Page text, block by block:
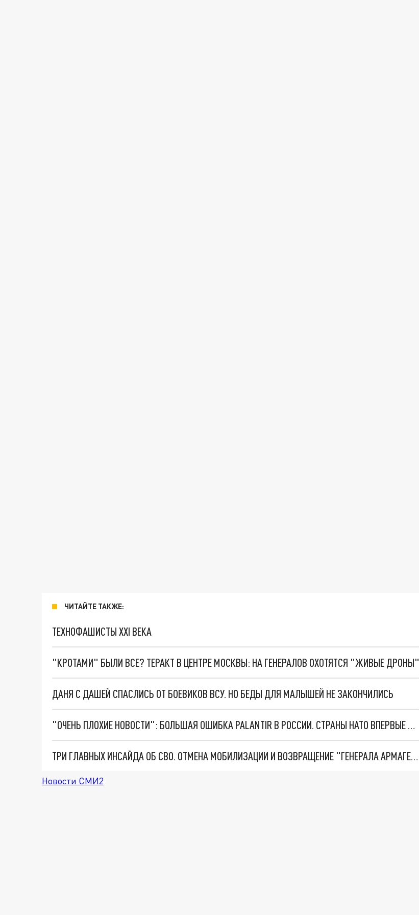
ЧИТАЙТЕ ТАКЖЕ:
ТЕХНОФАШИСТЫ XXI ВЕКА
"КРОТАМИ" БЫЛИ ВСЕ? ТЕРАКТ В ЦЕНТРЕ МОСКВЫ: НА ГЕНЕРАЛОВ ОХОТЯТСЯ "ЖИВЫЕ ДРОНЫ"
ДАНЯ С ДАШЕЙ СПАСЛИСЬ ОТ БОЕВИКОВ ВСУ. НО БЕДЫ ДЛЯ МАЛЫШЕЙ НЕ ЗАКОНЧИЛИСЬ
"ОЧЕНЬ ПЛОХИЕ НОВОСТИ": БОЛЬШАЯ ОШИБКА PALANTIR В РОССИИ. СТРАНЫ НАТО ВПЕРВЫЕ ЗА СВО ОСТАНОВИЛИ ПОСТАВКИ ОРУЖИЯ. ВСУ ТЕРЯЮТ ПРИГРАНИЧЬЕ?
ТРИ ГЛАВНЫХ ИНСАЙДА ОБ СВО. ОТМЕНА МОБИЛИЗАЦИИ И ВОЗВРАЩЕНИЕ "ГЕНЕРАЛА АРМАГЕДДОНА"? ОТЛИЧНЫЕ НОВОСТИ, КОТОРЫЕ ЖДАЛИ ВСЕ
Новости СМИ2